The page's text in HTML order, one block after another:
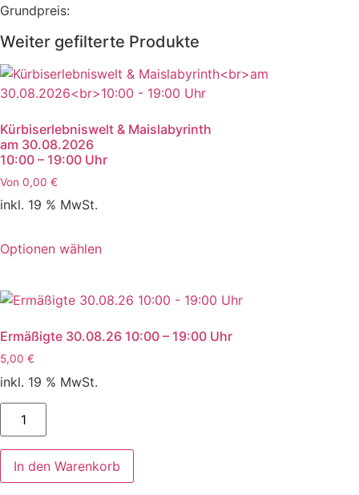
Grundpreis:
Weiter gefilterte Produkte
Kürbiserlebniswelt & Maislabyrinth
am 30.08.2026
10:00 – 19:00 Uhr
Von 0,00 €
inkl. 19 % MwSt.
Optionen wählen
Ermäßigte 30.08.26 10:00 – 19:00 Uhr
5,00 €
inkl. 19 % MwSt.
Ermäßigte
30.08.26
10:00
-
19:00
Uhr
Menge
In den Warenkorb